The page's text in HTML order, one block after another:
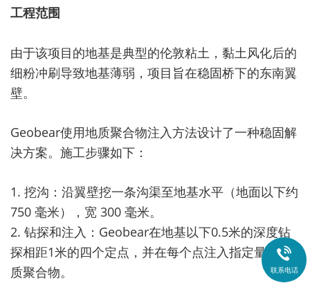
工程范围
由于该项目的地基是典型的伦敦粘土，黏土风化后的
细粉冲刷导致地基薄弱，项目旨在稳固桥下的东南翼
壁。
Geobear使用地质聚合物注入方法设计了一种稳固解
决方案。施工步骤如下：
1. 挖沟：沿翼壁挖一条沟渠至地基水平（地面以下约
750 毫米），宽 300 毫米。
2. 钻探和注入：Geobear在地基以下0.5米的深度钻
探相距1米的四个定点，并在每个点注入指定量的地
质聚合物。

联系电话